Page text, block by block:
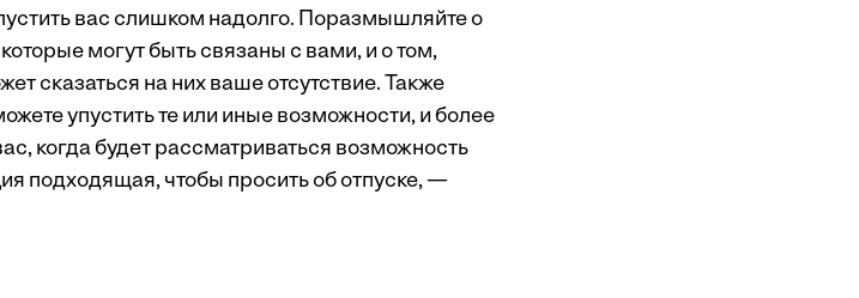
вас слишком надолго. Поразмышляйте о
могут быть связаны c вами, и о том,
сказаться на них ваше отсутствие. Также
упустить те или иные возможности, и более
когда будет рассматриваться возможность
подходящая, чтобы просить об отпуске, —